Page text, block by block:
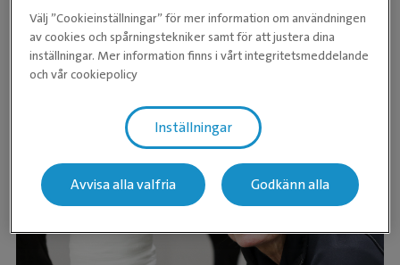
kan uppstå på ett ögonblick, har Lola gått ner till att
jobba 50% dagtid. Nu blir det lugnare för
halvtidspensionären, hon om någon har förtjänat det.
Välj ”Cookieinställningar” för mer information om användningen
av cookies och spårningstekniker samt för att justera dina
inställningar. Mer information finns i vårt integritetsmeddelande
och vår cookiepolicy
Inställningar
Avvisa alla valfria Godkänn alla